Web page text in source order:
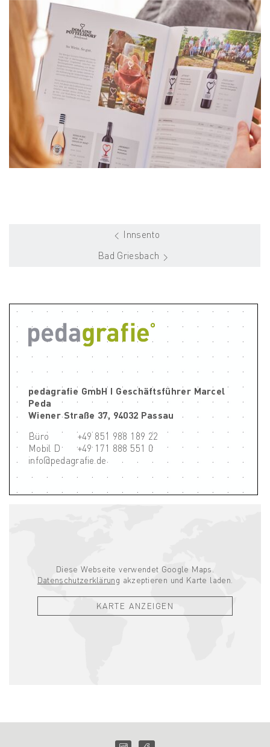
Innsento
Bad Griesbach
pedagrafie GmbH I Geschäftsführer Marcel
Peda
Wiener Straße 37, 94032 Passau
Büro
+49 851 988 189 22
Mobil D
+49 171 888 551 0
info@pedagrafie.de
Diese Webseite verwendet Google Maps.
Datenschutzerklärung akzeptieren und Karte laden.
KARTE ANZEIGEN